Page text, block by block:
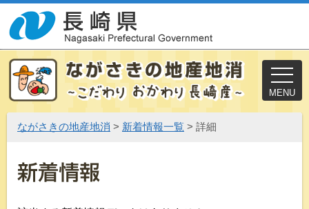
MENU
ながさきの地産地消 > 新着情報一覧 > 詳細